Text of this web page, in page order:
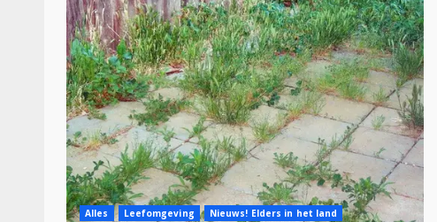
Alles Leefomgeving
Nieuws! Elders in het land